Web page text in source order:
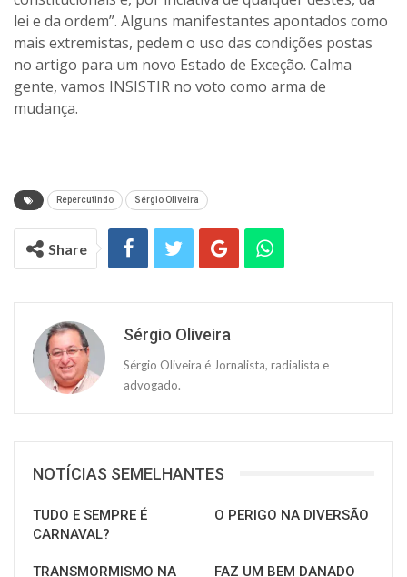
lei e da ordem”. Alguns manifestantes apontados como
mais extremistas, pedem o uso das condições postas
no artigo para um novo Estado de Exceção. Calma
gente, vamos INSISTIR no voto como arma de
mudança.
Repercutindo Sérgio Oliveira
Share
Sérgio Oliveira
Sérgio Oliveira é Jornalista, radialista e
advogado.
NOTÍCIAS SEMELHANTES
TUDO E SEMPRE É
CARNAVAL?
O PERIGO NA DIVERSÃO
TRANSMORMISMO NA
FAZ UM BEM DANADO